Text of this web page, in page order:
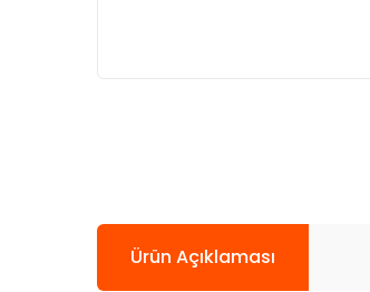
Ürün Açıklaması